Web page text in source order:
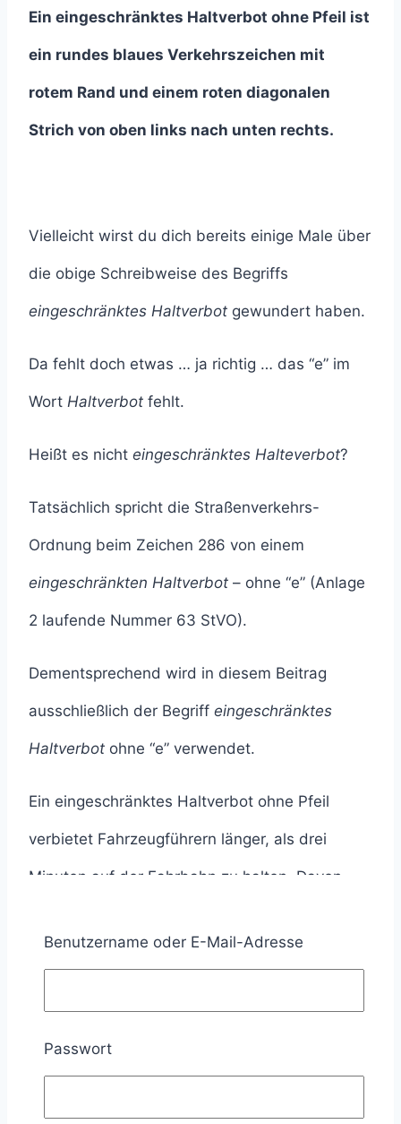
Ein eingeschränktes Haltverbot ohne Pfeil ist
ein rundes blaues Verkehrszeichen mit
rotem Rand und einem roten diagonalen
Strich von oben links nach unten rechts.
Vielleicht wirst du dich bereits einige Male über
die obige Schreibweise des Begriffs
eingeschränktes Haltverbot gewundert haben.
Da fehlt doch etwas … ja richtig … das “e” im
Wort Haltverbot fehlt.
Heißt es nicht eingeschränktes Halteverbot?
Tatsächlich spricht die Straßenverkehrs-
Ordnung beim Zeichen 286 von einem
eingeschränkten Haltverbot – ohne “e” (Anlage
2 laufende Nummer 63 StVO).
Dementsprechend wird in diesem Beitrag
ausschließlich der Begriff eingeschränktes
Haltverbot ohne “e” verwendet.
Ein eingeschränktes Haltverbot ohne Pfeil
verbietet Fahrzeugführern länger, als drei
Minuten auf der Fahrbahn zu halten. Davon
sowie das Be- oder Entladen. (Anlage 2
Was unter das erlaubte Ein- und Aussteigen
sowie das Be- und Entladen in einem
eingeschränkten Haltverbot fällt, habe ich im
Benutzername oder E-Mail-Adresse
Passwort